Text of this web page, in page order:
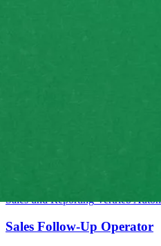
Sales und Reporting Vertrieb
Sales Follow-Up Operator